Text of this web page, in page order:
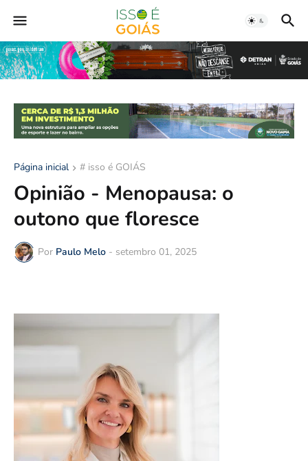
Página inicial # isso é GOIÁS
Opinião - Menopausa: o
outono que floresce
Por Paulo Melo - setembro 01, 2025